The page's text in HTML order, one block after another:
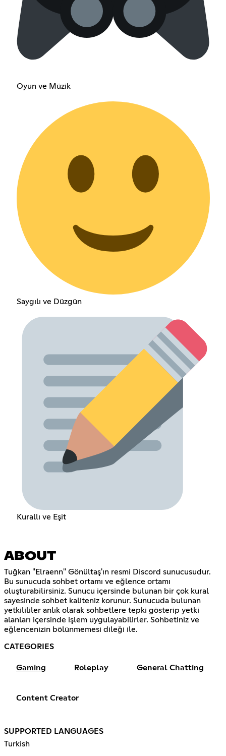
Oyun ve Müzik
Saygılı ve Düzgün
Kurallı ve Eşit
ABOUT
Tuğkan "Elraenn" Gönültaş'ın resmi Discord sunucusudur.
Bu sunucuda sohbet ortamı ve eğlence ortamı
oluşturabilirsiniz. Sunucu içersinde bulunan bir çok kural
sayesinde sohbet kaliteniz korunur. Sunucuda bulunan
yetkilililer anlık olarak sohbetlere tepki gösterip yetki
alanları içersinde işlem uygulayabilirler. Sohbetiniz ve
eğlencenizin bölünmemesi dileği ile.
CATEGORIES
Gaming Roleplay General Chatting
Content Creator
SUPPORTED LANGUAGES
Turkish